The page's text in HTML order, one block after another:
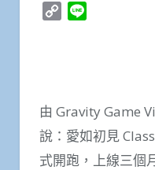
Copy
由 Gravity Game
說：愛如初見
式開跑，上線三個